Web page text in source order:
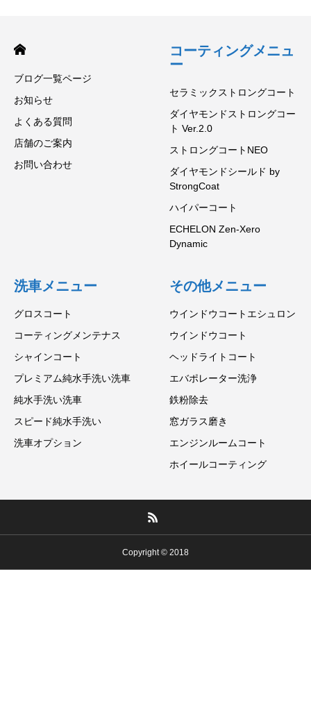
ブログ一覧ページ
お知らせ
よくある質問
店舗のご案内
お問い合わせ
コーティングメニュ
ー
セラミックストロングコート
ダイヤモンドストロングコー
ト Ver.2.0
ストロングコートNEO
ダイヤモンドシールド by
StrongCoat
ハイパーコート
ECHELON Zen-Xero
Dynamic
洗車メニュー
グロスコート
コーティングメンテナス
シャインコート
プレミアム純水手洗い洗車
純水手洗い洗車
スピード純水手洗い
洗車オプション
その他メニュー
ウインドウコートエシュロン
ウインドウコート
ヘッドライトコート
エバポレーター洗浄
鉄粉除去
窓ガラス磨き
エンジンルームコート
ホイールコーティング
Copyright © 2018